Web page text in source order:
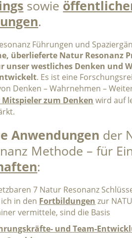
sowie
.
Führungen und
überlieferte Natur Resonanz
unser westliches Denken und
. Es ist eine
Denken – Wahrnehmen –
Mitspielerzum Denken wird auf
Anwendungen der
Methode – für
:
7 Natur Resonanz
in den Fortbildungen zur
vermittele, sind die Basis
und Team-